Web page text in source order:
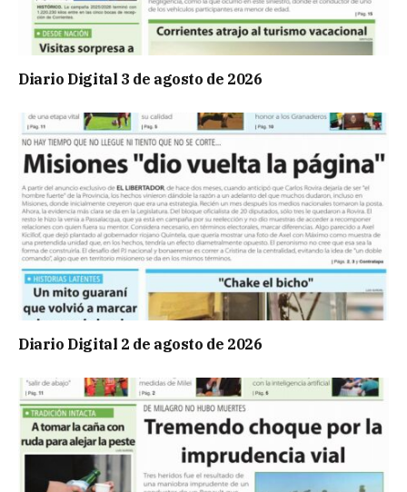
Diario Digital 3 de agosto de 2026
Diario Digital 2 de agosto de 2026